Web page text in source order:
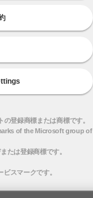
登録商標または商標です。
of the Microsoft group of
たは登録商標です。
スマークです。